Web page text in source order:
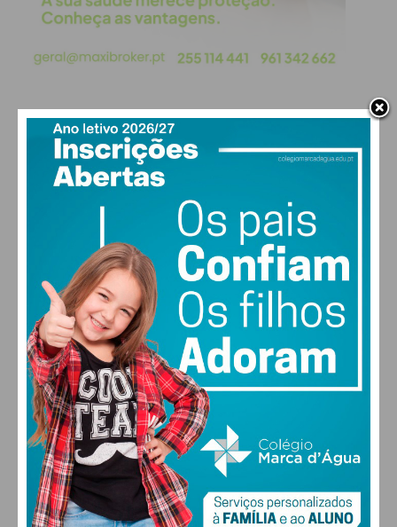
PAÇOS DE FERREIRA
17°
77% humidade
vento: 1m/s E
MAX 17 • MIN 17
30°
SEX
28
SÁB
27°
DOM
29 °